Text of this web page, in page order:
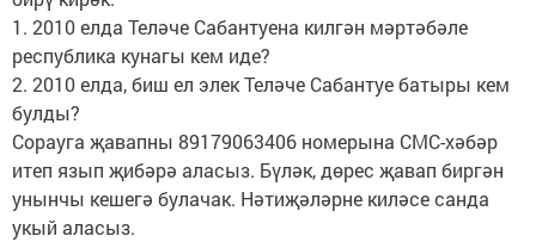
1. 2010 елда Теләче Сабантуена килгән мәртәбәле
республика кунагы кем иде?
2. 2010 елда, биш ел элек Теләче Сабантуе батыры кем
булды?
Сорауга җавапны 89179063406 номерына СМС-хәбәр
итеп язып җибәрә аласыз. Бүләк, дөрес җавап биргән
унынчы кешегә булачак. Нәтиҗәләрне киләсе санда
укый аласыз.